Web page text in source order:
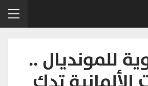
للمونديال ..